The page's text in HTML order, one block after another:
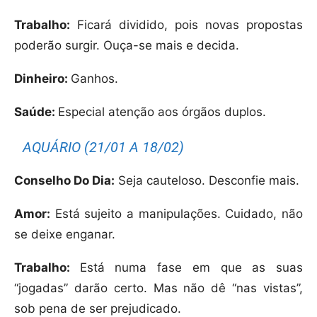
Trabalho: Ficará dividido, pois novas propostas
poderão surgir. Ouça-se mais e decida.
Dinheiro: Ganhos.
Saúde: Especial atenção aos órgãos duplos.
AQUÁRIO (21/01 A 18/02)
Conselho Do Dia: Seja cauteloso. Desconfie mais.
Amor: Está sujeito a manipulações. Cuidado, não
se deixe enganar.
Trabalho: Está numa fase em que as suas
“jogadas” darão certo. Mas não dê “nas vistas”,
sob pena de ser prejudicado.